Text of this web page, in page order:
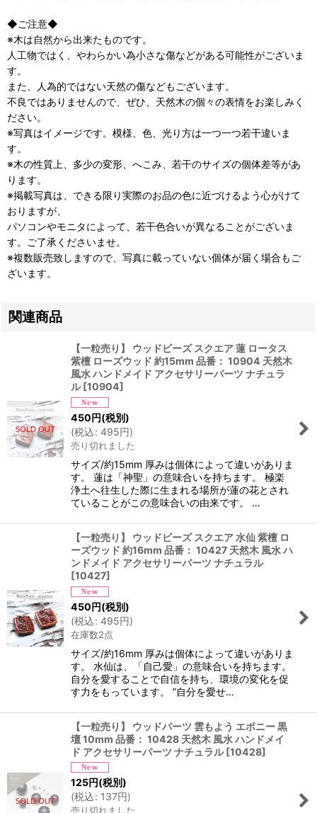
◆ご注意◆
※木は自然から出来たものです。
人工物ではく、やわらかい為小さな傷などがある可能性がございま
す。
また、人為的ではない天然の傷などもございます。
不良ではありませんので、ぜひ、天然木の個々の表情をお楽しみく
ださい。
※写真はイメージです。模様、色、光り方は一つ一つ若干違いま
す。
※木の性質上、多少の変形、へこみ、若干のサイズの個体差等があ
ります。
※掲載写真は、できる限り実際のお品の色に近づけるよう心がけて
おりますが、
パソコンやモニタによって、若干色合いが異なることがございま
す。ご了承くださいませ。
※複数販売致しますので、写真に載っていない個体が届く場合もご
ざいます。
関連商品
【一粒売り】 ウッドビーズ スクエア 蓮 ロータス
紫檀 ローズウッド 約15mm 品番： 10904 天然木
風水 ハンドメイド アクセサリーパーツ ナチュラ
ル [10904]
450円(税別)
(税込: 495円)
売り切れました
サイズ/約15mm 厚みは個体によって違いがありま
す。 蓮は「神聖」の意味合いを持ちます。 極楽
浄土へ往生した際に生まれる場所が蓮の花とされ
ていることがこの意味合いの由来です。 …
【一粒売り】 ウッドビーズ スクエア 水仙 紫檀 ロ
ーズウッド 約16mm 品番： 10427 天然木 風水 ハ
ンドメイド アクセサリーパーツ ナチュラル
[10427]
450円(税別)
(税込: 495円)
在庫数2点
サイズ/約16mm 厚みは個体によって違いがありま
す。 水仙は、「自己愛」の意味合いを持ちます。
自分を愛することで自信を持ち、環境の変化を促
す力をもっています。 ”自分を愛せ…
【一粒売り】 ウッドパーツ 雲もよう エボニー 黒
壇 10mm 品番： 10428 天然木 風水 ハンドメイ
ド アクセサリーパーツ ナチュラル [10428]
125円(税別)
(税込: 137円)
売り切れました